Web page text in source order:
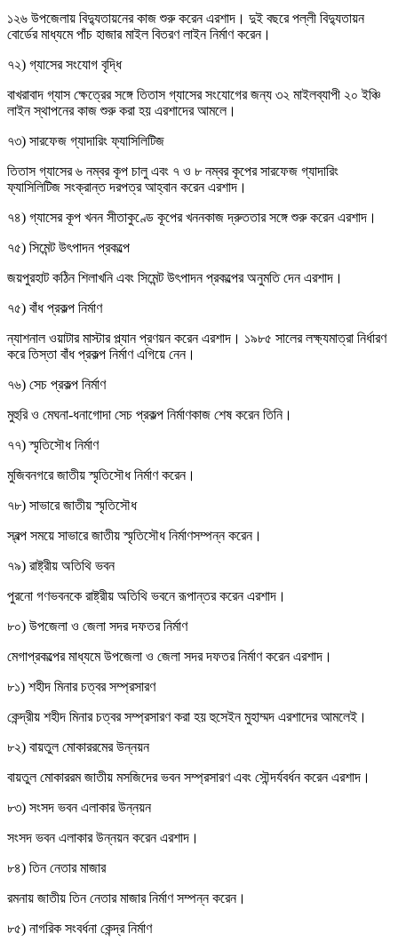
১২৬ উপজেলায় বিদ্যুতায়নের কাজ শুরু করেন এরশাদ। দুই বছরে পল্লী বিদ্যুতায়ন
বোর্ডের মাধ্যমে পাঁচ হাজার মাইল বিতরণ লাইন নির্মাণ করেন।
৭২) গ্যাসের সংযোগ বৃদ্ধি
বাখরাবাদ গ্যাস ক্ষেত্রের সঙ্গে তিতাস গ্যাসের সংযোগের জন্য ৩২ মাইলব্যাপী ২০ ইঞ্চি
লাইন স্থাপনের কাজ শুরু করা হয় এরশাদের আমলে।
৭৩) সারফেজ গ্যাদারিং ফ্যাসিলিটিজ
তিতাস গ্যাসের ৬ নম্বর কূপ চালু এবং ৭ ও ৮ নম্বর কূপের সারফেজ গ্যাদারিং
ফ্যাসিলিটিজ সংক্রান্ত দরপত্র আহ্বান করেন এরশাদ।
৭৪) গ্যাসের কূপ খনন সীতাকুণ্ডে কূপের খননকাজ দ্রুততার সঙ্গে শুরু করেন এরশাদ।
৭৫) সিমেন্ট উৎপাদন প্রকল্পে
জয়পুরহাট কঠিন শিলাখনি এবং সিমেন্ট উৎপাদন প্রকল্পের অনুমতি দেন এরশাদ।
৭৫) বাঁধ প্রকল্প নির্মাণ
ন্যাশনাল ওয়াটার মাস্টার প্ল্যান প্রণয়ন করেন এরশাদ। ১৯৮৫ সালের লক্ষ্যমাত্রা নির্ধারণ
করে তিস্তা বাঁধ প্রকল্প নির্মাণ এগিয়ে নেন।
৭৬) সেচ প্রকল্প নির্মাণ
মুহুরি ও মেঘনা-ধনাগোদা সেচ প্রকল্প নির্মাণকাজ শেষ করেন তিনি।
৭৭) স্মৃতিসৌধ নির্মাণ
মুজিবনগরে জাতীয় স্মৃতিসৌধ নির্মাণ করেন।
৭৮) সাভারে জাতীয় স্মৃতিসৌধ
স্বল্প সময়ে সাভারে জাতীয় স্মৃতিসৌধ নির্মাণসম্পন্ন করেন।
৭৯) রাষ্ট্রীয় অতিথি ভবন
পুরনো গণভবনকে রাষ্ট্রীয় অতিথি ভবনে রূপান্তর করেন এরশাদ।
৮০) উপজেলা ও জেলা সদর দফতর নির্মাণ
মেগাপ্রকল্পের মাধ্যমে উপজেলা ও জেলা সদর দফতর নির্মাণ করেন এরশাদ।
৮১) শহীদ মিনার চত্বর সম্প্রসারণ
কেন্দ্রীয় শহীদ মিনার চত্বর সম্প্রসারণ করা হয় হুসেইন মুহাম্মদ এরশাদের আমলেই।
৮২) বায়তুল মোকাররমের উন্নয়ন
বায়তুল মোকাররম জাতীয় মসজিদের ভবন সম্প্রসারণ এবং সৌন্দর্যবর্ধন করেন এরশাদ।
৮৩) সংসদ ভবন এলাকার উন্নয়ন
সংসদ ভবন এলাকার উন্নয়ন করেন এরশাদ।
৮৪) তিন নেতার মাজার
রমনায় জাতীয় তিন নেতার মাজার নির্মাণ সম্পন্ন করেন।
৮৫) নাগরিক সংবর্ধনা কেন্দ্র নির্মাণ